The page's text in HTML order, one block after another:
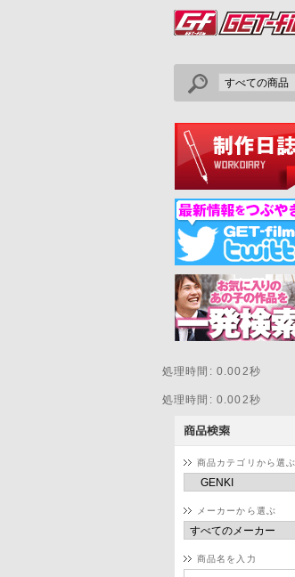
処理時間: 0.002秒
処理時間: 0.002秒
商品カテゴリから選ぶ
メーカーから選ぶ
商品名を入力